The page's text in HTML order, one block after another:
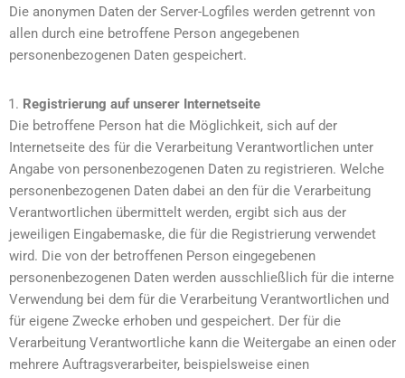
Die anonymen Daten der Server-Logfiles werden getrennt von
allen durch eine betroffene Person angegebenen
personenbezogenen Daten gespeichert.
Registrierung auf unserer Internetseite
Die betroffene Person hat die Möglichkeit, sich auf der
Internetseite des für die Verarbeitung Verantwortlichen unter
Angabe von personenbezogenen Daten zu registrieren. Welche
personenbezogenen Daten dabei an den für die Verarbeitung
Verantwortlichen übermittelt werden, ergibt sich aus der
jeweiligen Eingabemaske, die für die Registrierung verwendet
wird. Die von der betroffenen Person eingegebenen
personenbezogenen Daten werden ausschließlich für die interne
Verwendung bei dem für die Verarbeitung Verantwortlichen und
für eigene Zwecke erhoben und gespeichert. Der für die
Verarbeitung Verantwortliche kann die Weitergabe an einen oder
mehrere Auftragsverarbeiter, beispielsweise einen